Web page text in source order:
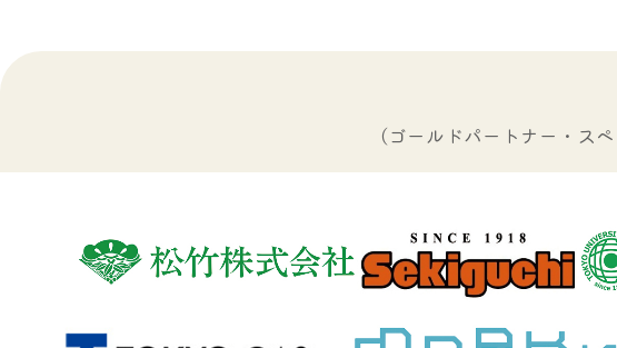
（ゴールドパートナー・ス